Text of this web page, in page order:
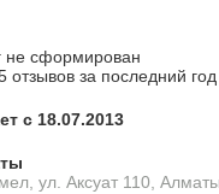
не сформирован
отзывов за последний год
с 18.07.2013
ул. Аксуат 110,